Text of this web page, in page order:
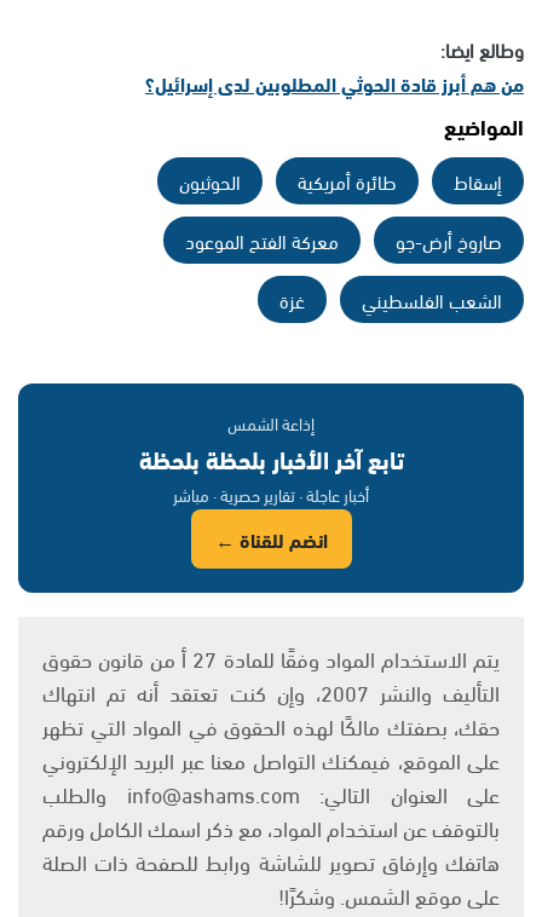
وطالع ايضا:
من هم أبرز قادة الحوثي المطلوبين لدى إسرائيل؟
المواضيع
إسقاط طائرة أمريكية
الحوثيون
صاروخ أرض-جو
معركة الفتح الموعود
الشعب الفلسطيني
غزة
إذاعة الشمس
تابع آخر الأخبار بلحظة بلحظة
أخبار عاجلة · تقارير حصرية · مباشر
انضم للقناة ←
يتم الاستخدام المواد وفقًا للمادة 27 أ من قانون حقوق
التأليف والنشر 2007، وإن كنت تعتقد أنه تم انتهاك
حقك، بصفتك مالكًا لهذه الحقوق في المواد التي تظهر
على الموقع، فيمكنك التواصل معنا عبر البريد الإلكتروني
على العنوان التالي: info@ashams.com والطلب
بالتوقف عن استخدام المواد، مع ذكر اسمك الكامل ورقم
هاتفك وإرفاق تصوير للشاشة ورابط للصفحة ذات الصلة
على موقع الشمس. وشكرًا!